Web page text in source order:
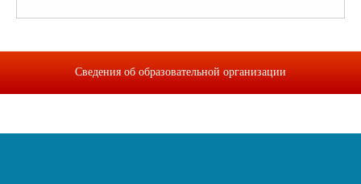
Сведения об образовательной организации